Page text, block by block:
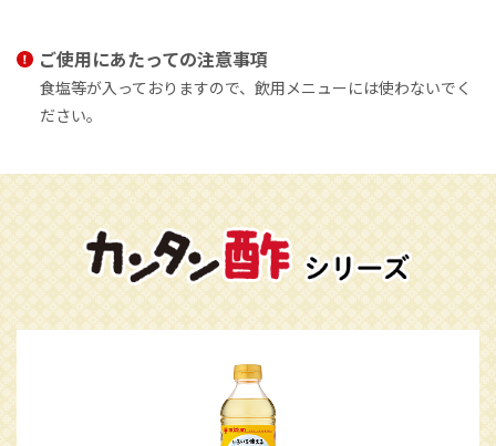
ご使用にあたっての注意事項
食塩等が入っておりますので、飲用メニューには使わないでく
ださい。